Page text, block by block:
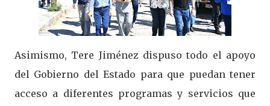
Asimismo, Tere Jiménez dispuso todo el apoyo
del Gobierno del Estado para que puedan tener
acceso a diferentes programas y servicios que